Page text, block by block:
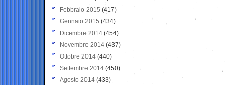
Febbraio 2015 (417)
Gennaio 2015 (434)
Dicembre 2014 (454)
Novembre 2014 (437)
Ottobre 2014 (440)
Settembre 2014 (450)
Agosto 2014 (433)